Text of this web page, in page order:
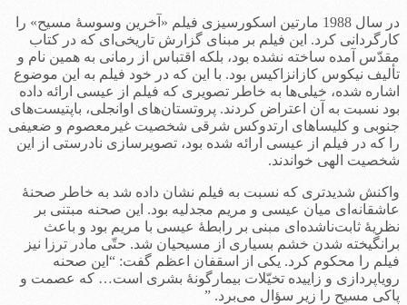
در سال 1988 مارتین اسکورسیزی فیلم «آخرین وسوسۀ مسیح» را
کارگردانی کرد. این فیلم بر مبنای گزارش تاریخی‌ای که در کتاب
مقدّس آمده ساخته نشده بود، بلکه اقتباس از رمانی به همین نام و
تألیف نیکوس کازانزاکیس بود. با این که در خود فیلم به این موضوع
اشاره شده، خیلی‌ها به خاطر تصویری که فیلم از عیسی ارائه داده
بود نسبت به آن اعتراض کردند. پروتستان‌های اوانجلی، باپتیست‌های
جنوبی و کلیساهای ارتدوکس شرقی شخصیت غیرمعصوم و ضعیفی
را که در فیلم از عیسی ارائه شده بود، تصویرسازی نادرستی از این
شخصیت الهی خواندند.
واکنش شدیدتری که نسبت به فیلم نشان داده شد به خاطر صحنۀ
عاشقانه‌ای میان عیسی و مریم مجدلیه بود. این صحنه مبتنی بر
نظریۀ ثابت‌ناشده‌ای مبنی بر رابطۀ عیسی با مریم بود و باعث
برانگیخته شدن خشم بسیاری از مسیحیان شد. حتّی مادر ترزا نیز
فیلم را محکوم کرد. یکی از اسقفان اعظم گفت: “این صحنه
رویاپردازی و زاییده تخیّلات بیمارگونۀ بشری است… که عصمت و
پاکی مسیح را زیر سؤال می‌برد. ”